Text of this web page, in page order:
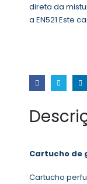
direta da
a EN521.Este
Cartucho de
Cartucho